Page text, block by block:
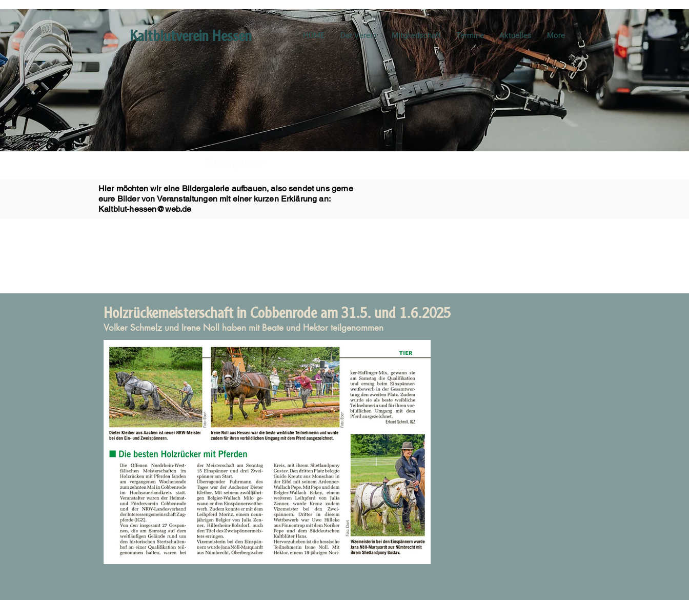
Kaltblutverein Hessen HOME Der Verein Mitgliedschaft Termine Aktuelles More
Hier möchten wir eine Bildergalerie aufbauen, also sendet uns gerne
eure Bilder von Veranstaltungen mit einer kurzen Erklärung an:
Kaltblut-hessen@web.de
Holzrückemeisterschaft in Cobbenrode am 31.5. und 1.6.2025
Volker Schmelz und Irene Noll haben mit Beate und Hektor teilgenommen